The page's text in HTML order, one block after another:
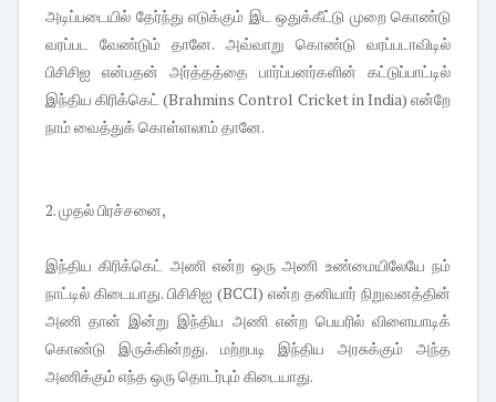
அடிப்படையில் தேர்ந்து எடுக்கும் இட ஒதுக்கீட்டு முறை கொண்டு
வரப்பட வேண்டும் தானே. அவ்வாறு கொண்டு வரப்படாவிடில்
பிசிசிஐ என்பதன் அர்த்தத்தை பார்ப்பன‌ர்களின் கட்டுப்பாட்டில்
இந்திய கிரிக்கெட் (Brahmins Control Cricket in India) என்றே
நாம் வைத்துக் கொள்ளலாம் தானே.
2. முதல் பிரச்சனை,
இந்திய கிரிக்கெட் அணி என்ற ஒரு அணி உண்மையிலேயே நம்
நாட்டில் கிடையாது. பிசிசிஐ (BCCI) என்ற தனியார் நிறுவனத்தின்
அணி தான் இன்று இந்திய அணி என்ற பெயரில் விளையாடிக்
கொண்டு இருக்கின்றது. மற்றபடி இந்திய அரசுக்கும் அந்த
அணிக்கும் எந்த ஒரு தொடர்பும் கிடையாது.